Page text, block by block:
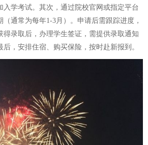
入学考试。其次，通过院校官网或指定平台
通常为每年1-3月）。申请后需跟踪进度，
得录取后，办理学生签证，需提供录取通知
，安排住宿、购买保险，按时赴新报到。